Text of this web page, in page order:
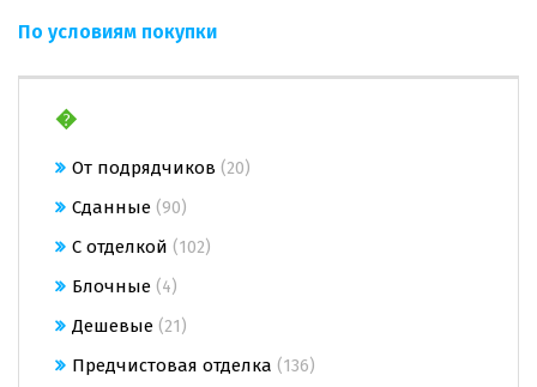
По условиям покупки
�
От подрядчиков (20)
Сданные (90)
С отделкой (102)
Блочные (4)
Дешевые (21)
Предчистовая отделка (136)